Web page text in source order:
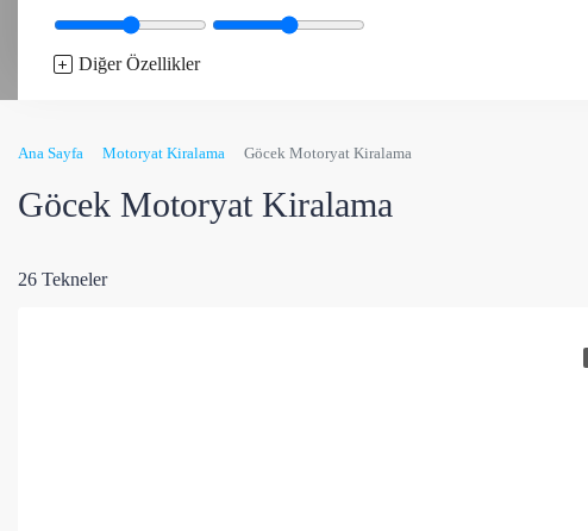
Diğer Özellikler
Ana Sayfa Motoryat Kiralama Göcek Motoryat Kiralama
Göcek Motoryat Kiralama
26 Tekneler